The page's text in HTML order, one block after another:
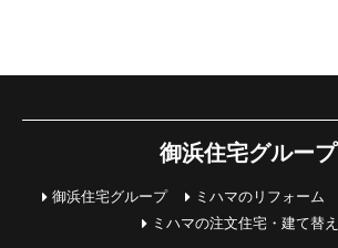
御浜住宅グループ
御浜住宅グループ ミハマのリフォーム
ミハマの注文住宅・建て替え